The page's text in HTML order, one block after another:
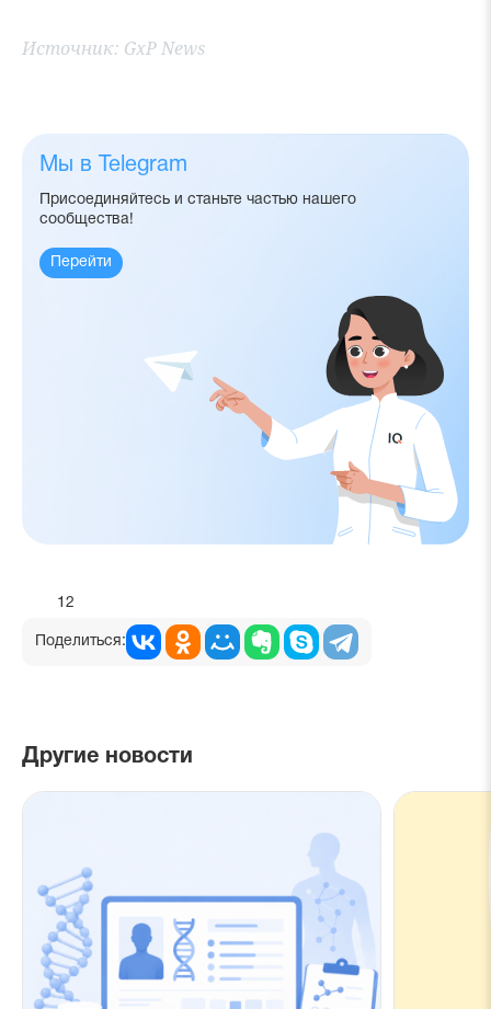
Источник: GxP News
Мы в Telegram
Присоединяйтесь и станьте частью нашего
сообщества!
Перейти
12
Поделиться:
Другие новости